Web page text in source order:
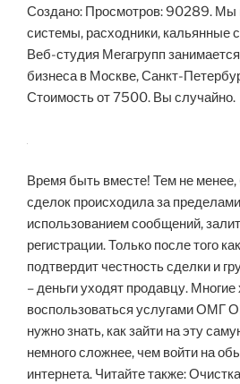
Создано: Просмотров: 90289. Мы
системы, расходники, кальянные
Веб-студия Мегагрупп
бизнеса в Москве, Санкт-
Стоимость от 7500. Вы случайно.
Время быть вместе! Тем не
сделок происходила за
использованием сообщений,
регистрации. Только после того
подтвердит честность сделки и
– деньги уходят продавцу. Многие
воспользоваться услугами ОМГ
нужно знать, как зайти на эту
немного сложнее, чем войти на
интернета. Читайте также: